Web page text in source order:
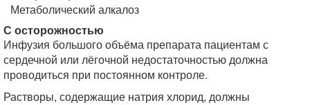
Метаболический алкалоз
С осторожностью
Инфузия большого объёма препарата пациентам с
сердечной или лёгочной недостаточностью должна
проводиться при постоянном контроле.
Растворы, содержащие натрия хлорид, должны